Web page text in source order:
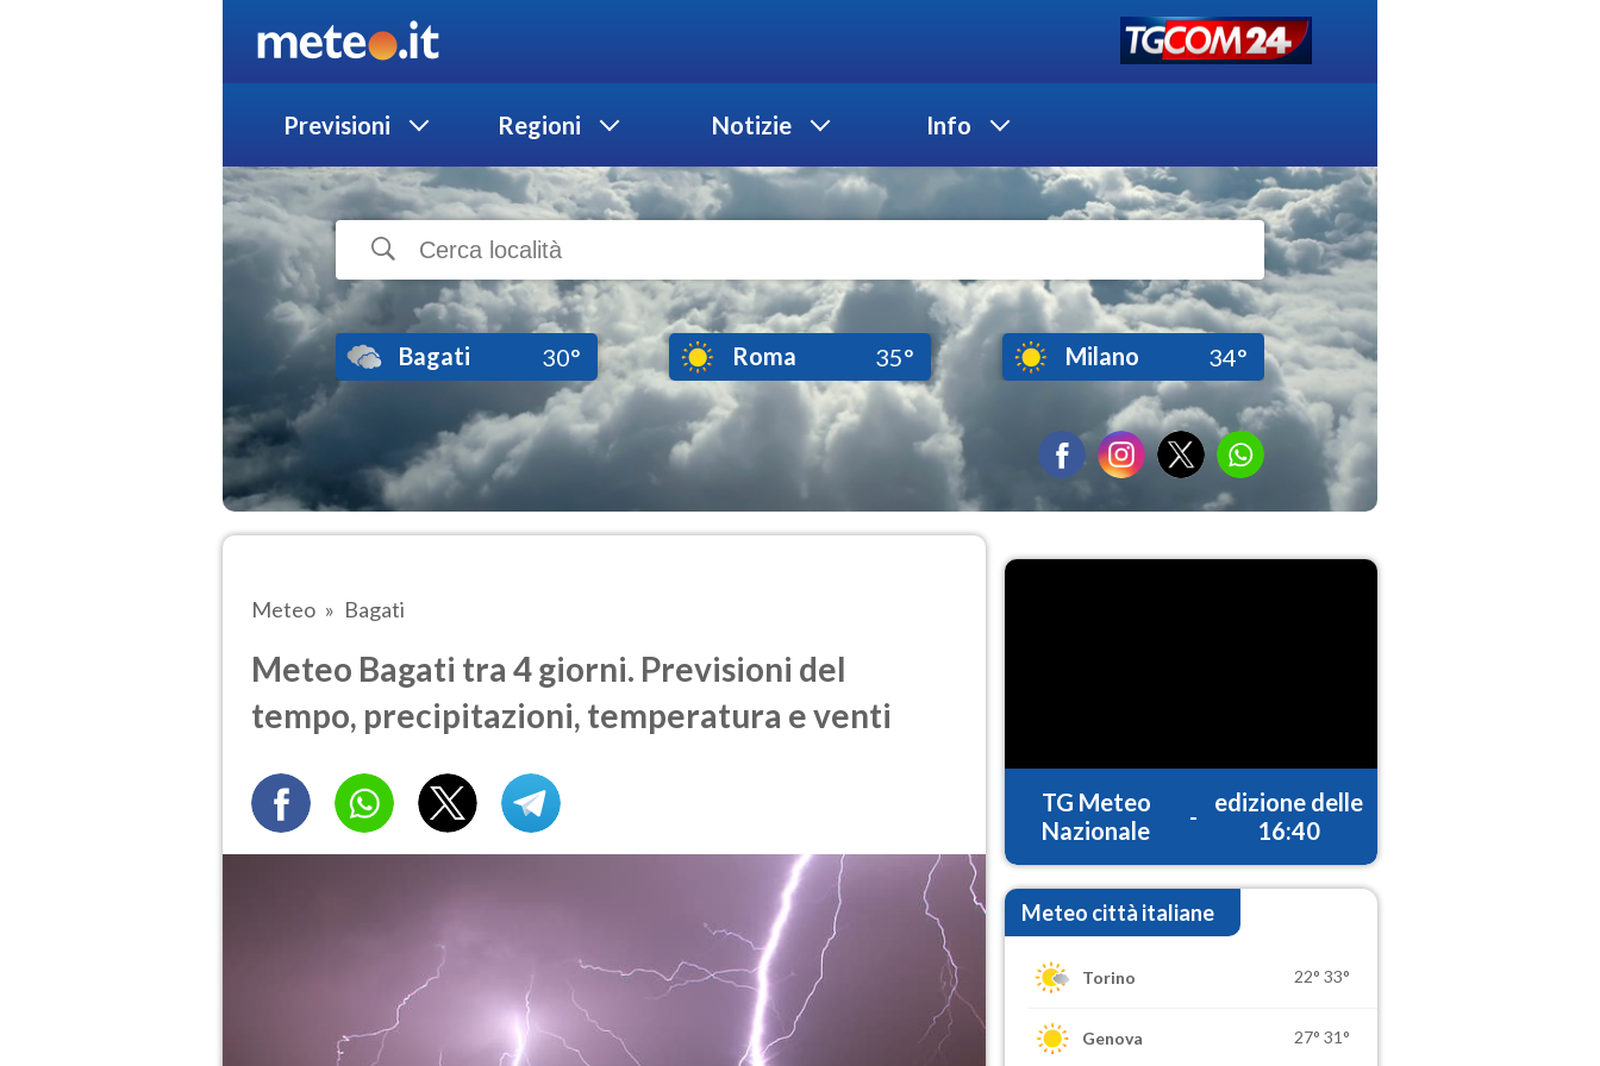
Previsioni Regioni Notizie Info
Bagati 30° Roma 35° Milano 34°
Meteo Bagati
Meteo Bagati tra 4 giorni. Previsioni del
tempo, precipitazioni, temperatura e venti
TG Meteo
Nazionale
-
edizione delle
16:40
Meteo città italiane
Torino 22° 33°
Genova 27° 31°